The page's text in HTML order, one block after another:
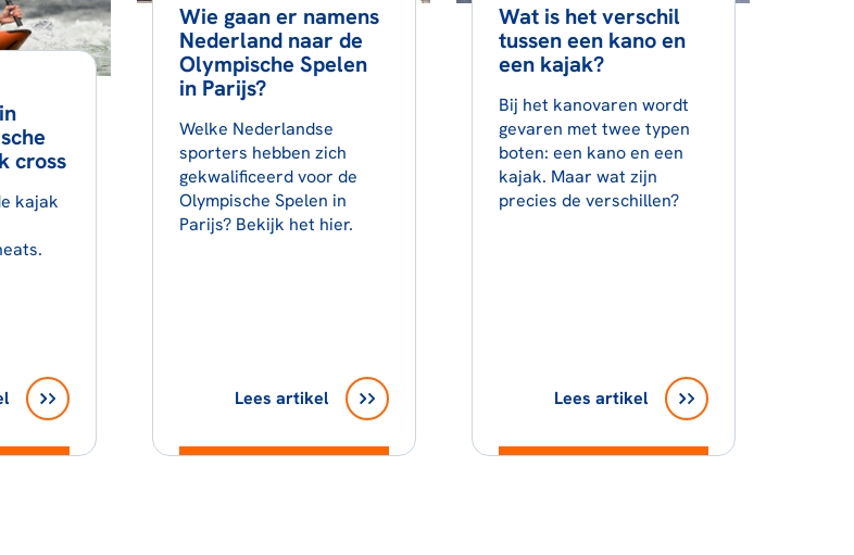
cross
kajak
Wie gaan er namens
Nederland naar de
Olympische Spelen
in Parijs?
Welke Nederlandse
sporters hebben zich
gekwalificeerd voor de
Olympische Spelen in
Parijs? Bekijk het hier.
Lees artikel
Wat is het verschil
tussen een kano en
een kajak?
Bij het kanovaren wordt
gevaren met twee typen
boten: een kano en een
kajak. Maar wat zijn
precies de verschillen?
Lees artikel